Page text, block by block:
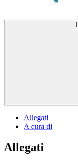
Allegati
A cura di
Allegati